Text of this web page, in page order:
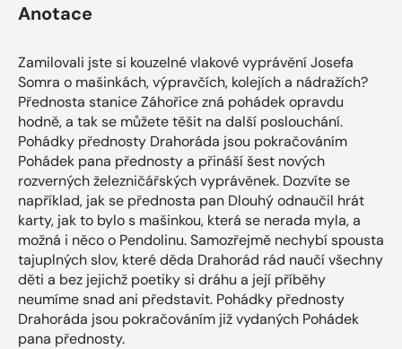
Anotace
Zamilovali jste si kouzelné vlakové vyprávění Josefa
Somra o mašinkách, výpravčích, kolejích a nádražích?
Přednosta stanice Záhořice zná pohádek opravdu
hodně, a tak se můžete těšit na další poslouchání.
Pohádky přednosty Drahoráda jsou pokračováním
Pohádek pana přednosty a přináší šest nových
rozverných železničářských vyprávěnek. Dozvíte se
například, jak se přednosta pan Dlouhý odnaučil hrát
karty, jak to bylo s mašinkou, která se nerada myla, a
možná i něco o Pendolinu. Samozřejmě nechybí spousta
tajuplných slov, které děda Drahorád rád naučí všechny
děti a bez jejichž poetiky si dráhu a její příběhy
neumíme snad ani představit. Pohádky přednosty
Drahoráda jsou pokračováním již vydaných Pohádek
pana přednosty.